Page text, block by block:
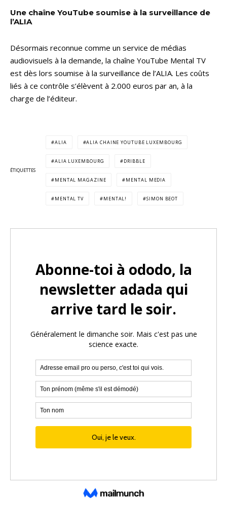
Une chaîne YouTube soumise à la surveillance de
l’ALIA
Désormais reconnue comme un service de médias
audiovisuels à la demande, la chaîne YouTube Mental TV
est dès lors soumise à la surveillance de l’ALIA. Les coûts
liés à ce contrôle s’élèvent à 2.000 euros par an, à la
charge de l’éditeur.
ÉTIQUETTES
ALIA ALIA CHAINE YOUTUBE LUXEMBOURG
ALIA LUXEMBOURG DRIBBLE
MENTAL MAGAZINE MENTAL MEDIA
MENTAL TV MENTAL! SIMON BEOT